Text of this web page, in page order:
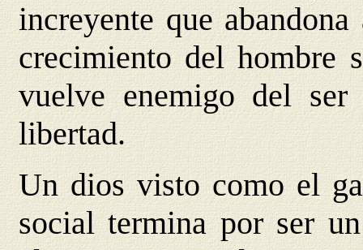
increyente que
crecimiento del hombre
vuelve enemigo del
libertad.
Un dios visto como el
social termina por ser